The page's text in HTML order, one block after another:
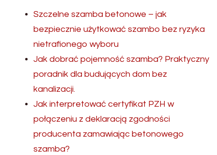
Szczelne szamba betonowe – jak
bezpiecznie użytkować szambo bez ryzyka
nietrafionego wyboru
Jak dobrać pojemność szamba? Praktyczny
poradnik dla budujących dom bez
kanalizacji.
Jak interpretować certyfikat PZH w
połączeniu z deklaracją zgodności
producenta zamawiając betonowego
szamba?